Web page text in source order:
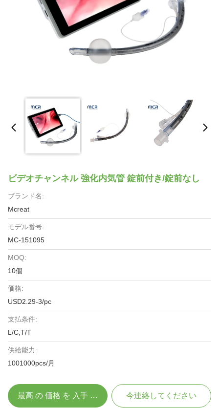
ビデオチャンネル 強化内気管 錠前付き/錠前なし
ブランド名:
Mcreat
モデル番号:
MC-151095
MOQ:
10個
価格:
USD2.29-3/pc
支払条件:
L/C,T/T
供給能力:
1001000pcs/月
最高 の 価格 を 入手 する 今連絡してください